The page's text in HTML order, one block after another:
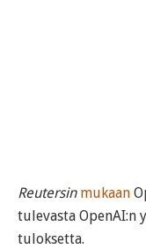
Reutersin mukaan
tulevasta OpenAI:n
tuloksetta.